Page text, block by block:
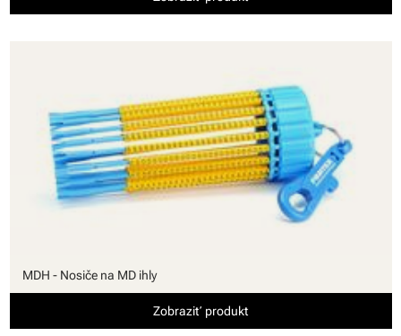
MDH - Nosiče na MD ihly
Zobraziť produkt